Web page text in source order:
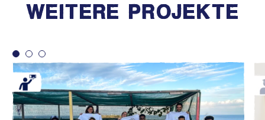
WEITERE PROJEKTE